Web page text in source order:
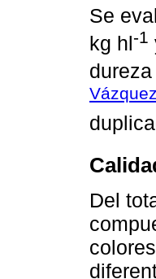
Se
kg hl-1
Del